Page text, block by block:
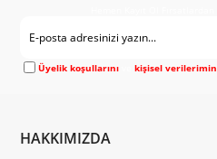
Üyelik koşullarını vekişisel verilerimin
HAKKIMIZDA